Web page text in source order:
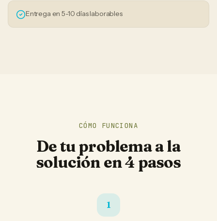
Entrega en 5-10 días laborables
CÓMO FUNCIONA
De tu problema a la
solución en 4 pasos
1